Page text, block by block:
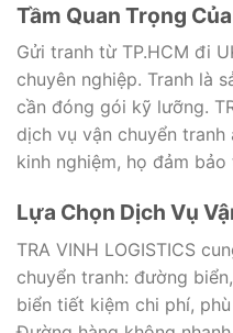
Tầm Quan Trọng
Gửi tranh từ TP.HCM đi
chuyên nghiệp. Tranh là
cần đóng gói kỹ lưỡng.
dịch vụ vận chuyển tranh
kinh nghiệm, họ đảm
Lựa Chọn Dịch Vụ
TRA VINH LOGISTICS
chuyển tranh: đường
biển tiết kiệm chi phí,